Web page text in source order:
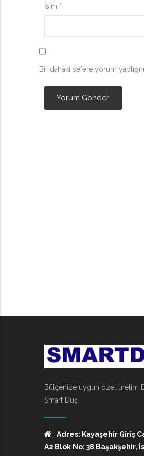
İsim *
Bir dahaki sefere yorum
Bütçenize uygun özel üretim
Smart Duş
Adres: Kayaşehir Giriş
A2 Blok No: 38 Başakşehir,